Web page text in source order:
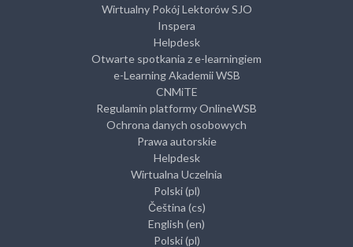
Wirtualny Pokój Lektorów SJO
Inspera
Helpdesk
Otwarte spotkania z e-learningiem
e-Learning Akademii WSB
CNMiTE
Regulamin platformy OnlineWSB
Ochrona danych osobowych
Prawa autorskie
Helpdesk
Wirtualna Uczelnia
Polski ‎(pl)‎
Čeština ‎(cs)‎
English ‎(en)‎
Polski ‎(pl)‎